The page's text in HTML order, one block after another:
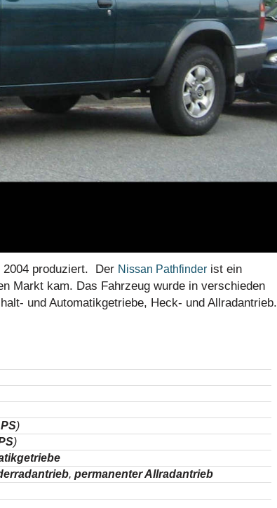
2004 produziert. Der Nissan Pathfinder ist ein
Markt kam. Das Fahrzeug wurde in verschieden
und Automatikgetriebe, Heck- und Allradantrieb.
)
)
, permanenter Allradantrieb